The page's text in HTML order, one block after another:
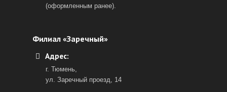
(оформленным ранее).
Филиал «Заречный»
Адрес:
г. Тюмень,
ул. Заречный проезд, 14